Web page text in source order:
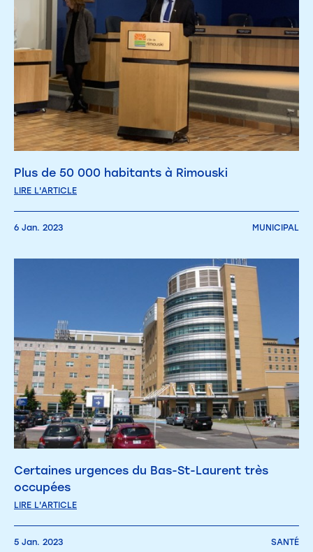
Plus de 50 000 habitants à Rimouski
LIRE L'ARTICLE
6 Jan. 2023 MUNICIPAL
Certaines urgences du Bas-St-Laurent très
occupées
LIRE L'ARTICLE
5 Jan. 2023 SANTÉ